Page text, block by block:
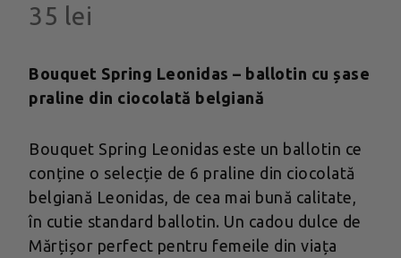
35 lei
Bouquet Spring Leonidas – ballotin cu șase
praline din ciocolată belgiană
Bouquet Spring Leonidas este un ballotin ce
conține o selecție de 6 praline din ciocolată
belgiană Leonidas, de cea mai bună calitate,
în cutie standard ballotin. Un cadou dulce de
Mărțișor perfect pentru femeile din viața